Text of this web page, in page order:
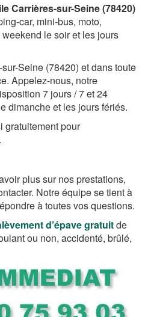
Carrières-sur-Seine (78420)
car, mini-bus, moto,
le soir et les jours
Seine (78420) et dans toute
Appelez-nous, notre
7 jours / 7 et 24
dimanche et les jours fériés.
gratuitement pour
plus sur nos prestations,
Notre équipe se tient à
à toutes vos questions.
d’épave gratuitde
ou non, accidenté, brûlé,